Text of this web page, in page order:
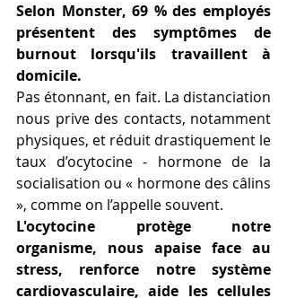
Selon Monster, 69 % des employés
présentent des symptômes de
burnout lorsqu'ils travaillent à
domicile.
Pas étonnant, en fait. La distanciation
nous prive des contacts, notamment
physiques, et réduit drastiquement le
taux d’ocytocine - hormone de la
socialisation ou « hormone des câlins
», comme on l’appelle souvent.
L'ocytocine protège notre
organisme, nous apaise face au
stress, renforce notre système
cardiovasculaire, aide les cellules